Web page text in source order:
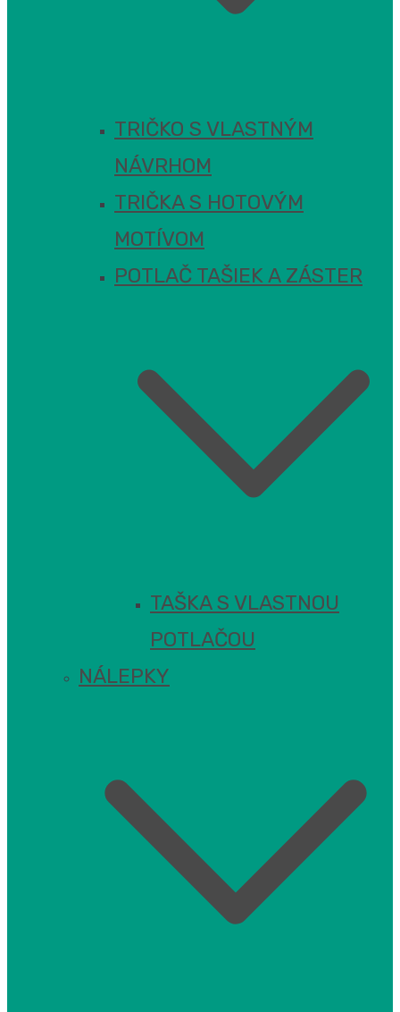
TRIČKO S VLASTNÝM
NÁVRHOM
TRIČKA S HOTOVÝM
MOTÍVOM
POTLAČ TAŠIEK A ZÁSTER
TAŠKA S VLASTNOU
POTLAČOU
NÁLEPKY